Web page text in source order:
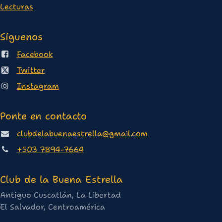
Lecturas
Síguenos
Facebook
Twitter
Instagram
Ponte en contacto
clubdelabuenaestrella@gmail.com
+503 7894-7664
Club de la Buena Estrella
Antiguo Cuscatlán, La Libertad
El Salvador, Centroamérica